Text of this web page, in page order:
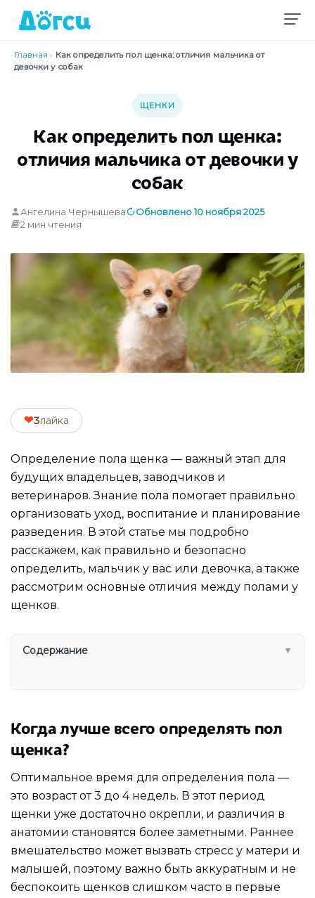
Главная › Как определить пол щенка: отличия мальчика от
девочки у собак
ЩЕНКИ
Как определить пол щенка:
отличия мальчика от девочки у
собак
Ангелина Чернышева
Обновлено 10 ноября 2025
2 мин чтения
❤3лайка
Определение пола щенка — важный этап для
будущих владельцев, заводчиков и
ветеринаров. Знание пола помогает правильно
организовать уход, воспитание и планирование
разведения. В этой статье мы подробно
расскажем, как правильно и безопасно
определить, мальчик у вас или девочка, а также
рассмотрим основные отличия между полами у
щенков.
Содержание ▼
Когда лучше всего определять пол
щенка?
Оптимальное время для определения пола —
это возраст от 3 до 4 недель. В этот период
щенки уже достаточно окрепли, и различия в
анатомии становятся более заметными. Раннее
вмешательство может вызвать стресс у матери и
малышей, поэтому важно быть аккуратным и не
беспокоить щенков слишком часто в первые